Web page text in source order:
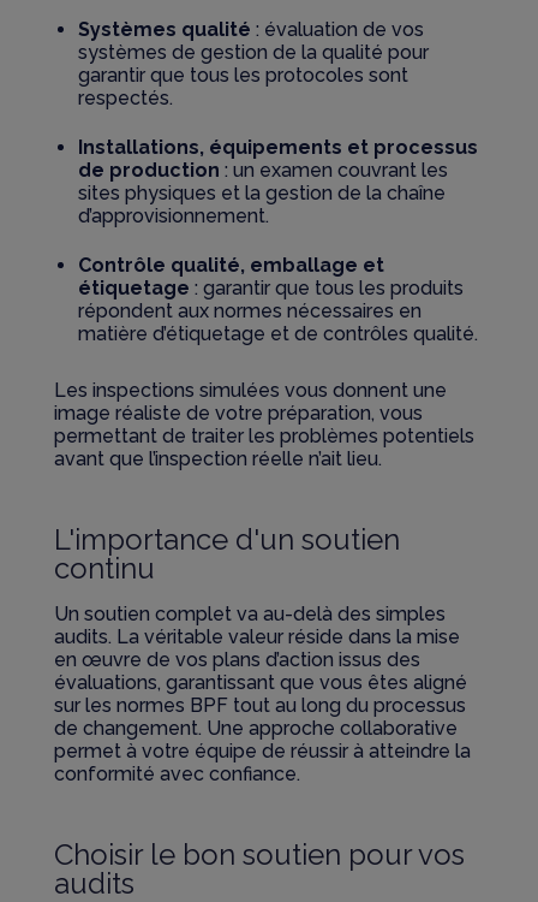
Systèmes qualité : évaluation de vos
systèmes de gestion de la qualité pour
garantir que tous les protocoles sont
respectés.
Installations, équipements et processus
de production : un examen couvrant les
sites physiques et la gestion de la chaîne
d’approvisionnement.
Contrôle qualité, emballage et
étiquetage : garantir que tous les produits
répondent aux normes nécessaires en
matière d’étiquetage et de contrôles qualité.
Les inspections simulées vous donnent une
image réaliste de votre préparation, vous
permettant de traiter les problèmes potentiels
avant que l’inspection réelle n’ait lieu.
L'importance d'un soutien
continu
Un soutien complet va au-delà des simples
audits. La véritable valeur réside dans la mise
en œuvre de vos plans d’action issus des
évaluations, garantissant que vous êtes aligné
sur les normes BPF tout au long du processus
de changement. Une approche collaborative
permet à votre équipe de réussir à atteindre la
conformité avec confiance.
Choisir le bon soutien pour vos
audits